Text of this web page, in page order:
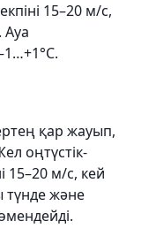
15–20 м/с,
Ауа
қар жауып,
оңтүстік-
15–20 м/с, кей
түнде және